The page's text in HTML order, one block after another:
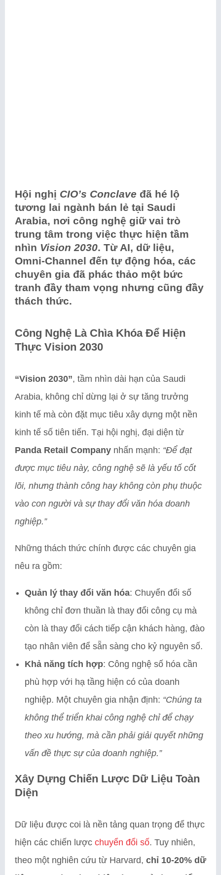
Hội nghị CIO’s Conclave đã hé lộ
tương lai ngành bán lẻ tại Saudi
Arabia, nơi công nghệ giữ vai trò
trung tâm trong việc thực hiện tầm
nhìn Vision 2030. Từ AI, dữ liệu,
Omni-Channel đến tự động hóa, các
chuyên gia đã phác thảo một bức
tranh đầy tham vọng nhưng cũng đầy
thách thức.
Công Nghệ Là Chìa Khóa Để Hiện
Thực Vision 2030
“Vision 2030”, tầm nhìn dài hạn của Saudi
Arabia, không chỉ dừng lại ở sự tăng trưởng
kinh tế mà còn đặt mục tiêu xây dựng một nền
kinh tế số tiên tiến. Tại hội nghị, đại diện từ
Panda Retail Company nhấn mạnh: “Để đạt
được mục tiêu này, công nghệ sẽ là yếu tố cốt
lõi, nhưng thành công hay không còn phụ thuộc
vào con người và sự thay đổi văn hóa doanh
nghiệp.”
Những thách thức chính được các chuyên gia
nêu ra gồm:
Quản lý thay đổi văn hóa: Chuyển đổi số
không chỉ đơn thuần là thay đổi công cụ mà
còn là thay đổi cách tiếp cận khách hàng, đào
tạo nhân viên để sẵn sàng cho kỷ nguyên số.
Khả năng tích hợp: Công nghệ số hóa cần
phù hợp với hạ tầng hiện có của doanh
nghiệp. Một chuyên gia nhận định: “Chúng ta
không thể triển khai công nghệ chỉ để chạy
theo xu hướng, mà cần phải giải quyết những
vấn đề thực sự của doanh nghiệp.”
Xây Dựng Chiến Lược Dữ Liệu Toàn
Diện
Dữ liệu được coi là nền tảng quan trọng để thực
hiện các chiến lược chuyển đổi số. Tuy nhiên,
theo một nghiên cứu từ Harvard, chỉ 10-20% dữ